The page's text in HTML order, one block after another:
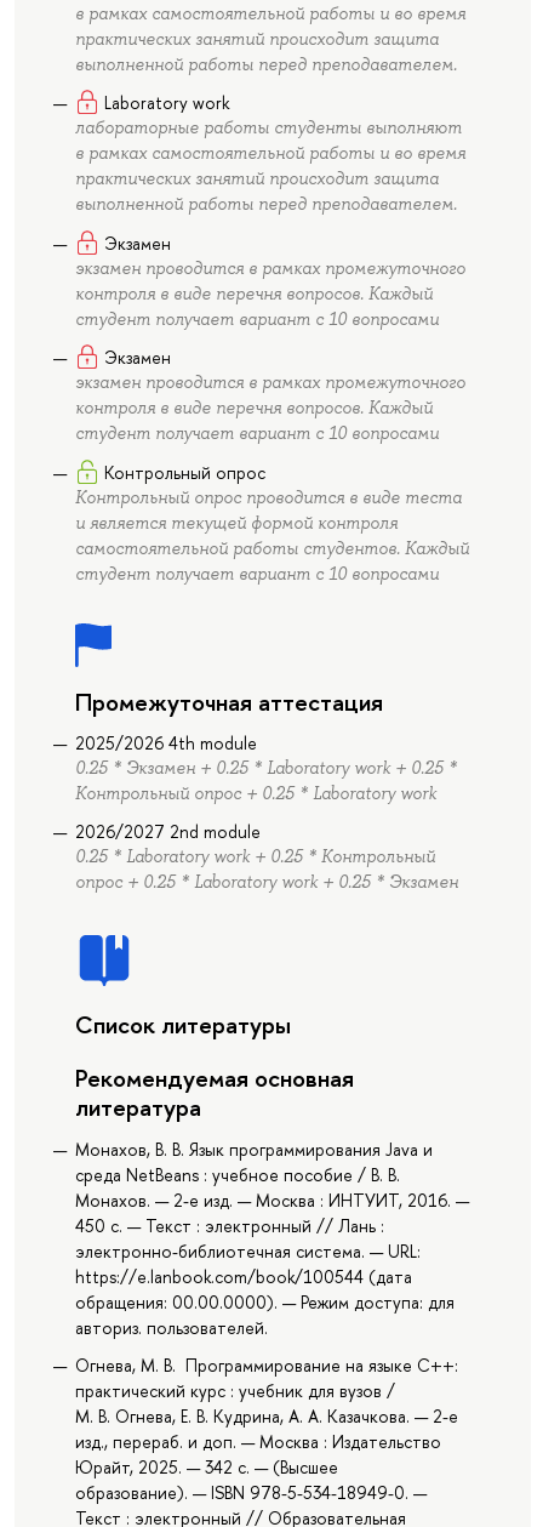
в рамках самостоятельной работы и во время
практических занятий происходит защита
выполненной работы перед преподавателем.
Laboratory work
лабораторные работы студенты выполняют
в рамках самостоятельной работы и во время
практических занятий происходит защита
выполненной работы перед преподавателем.
Экзамен
экзамен проводится в рамках промежуточного
контроля в виде перечня вопросов. Каждый
студент получает вариант с 10 вопросами
Экзамен
экзамен проводится в рамках промежуточного
контроля в виде перечня вопросов. Каждый
студент получает вариант с 10 вопросами
Контрольный опрос
Контрольный опрос проводится в виде теста
и является текущей формой контроля
самостоятельной работы студентов. Каждый
студент получает вариант с 10 вопросами
Промежуточная аттестация
2025/2026 4th module
0.25 * Экзамен + 0.25 * Laboratory work + 0.25 *
Контрольный опрос + 0.25 * Laboratory work
2026/2027 2nd module
0.25 * Laboratory work + 0.25 * Контрольный
опрос + 0.25 * Laboratory work + 0.25 * Экзамен
Список литературы
Рекомендуемая основная
литература
Монахов, В. В. Язык программирования Java и
среда NetBeans : учебное пособие / В. В.
Монахов. — 2-е изд. — Москва : ИНТУИТ, 2016. —
450 с. — Текст : электронный // Лань :
электронно-библиотечная система. — URL:
https://e.lanbook.com/book/100544 (дата
обращения: 00.00.0000). — Режим доступа: для
авториз. пользователей.
Огнева, М. В. Программирование на языке С++:
практический курс : учебник для вузов /
М. В. Огнева, Е. В. Кудрина, А. А. Казачкова. — 2-е
изд., перераб. и доп. — Москва : Издательство
Юрайт, 2025. — 342 с. — (Высшее
образование). — ISBN 978-5-534-18949-0. —
Текст : электронный // Образовательная